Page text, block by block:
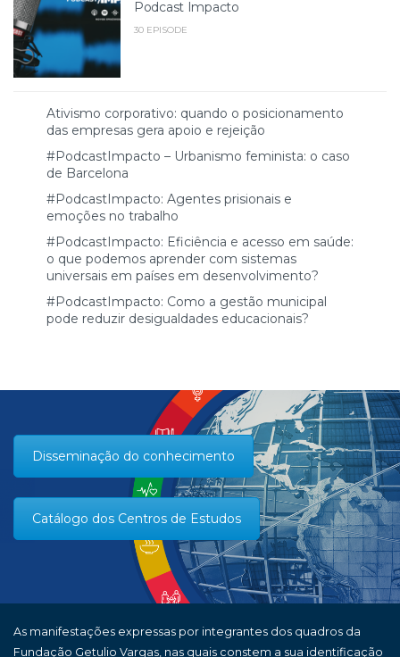
Podcast Impacto
30 EPISODE
Ativismo corporativo: quando o posicionamento
das empresas gera apoio e rejeição
#PodcastImpacto – Urbanismo feminista: o caso
de Barcelona
#PodcastImpacto: Agentes prisionais e
emoções no trabalho
#PodcastImpacto: Eficiência e acesso em saúde:
o que podemos aprender com sistemas
universais em países em desenvolvimento?
#PodcastImpacto: Como a gestão municipal
pode reduzir desigualdades educacionais?
Disseminação do conhecimento
Catálogo dos Centros de Estudos
As manifestações expressas por integrantes dos quadros da
Fundação Getulio Vargas, nas quais constem a sua identificação